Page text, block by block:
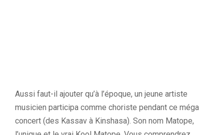
Aussi faut-il ajouter qu’à l’époque, un jeune artiste
musicien participa comme choriste pendant ce méga
concert (des Kassav à Kinshasa). Son nom Matope,